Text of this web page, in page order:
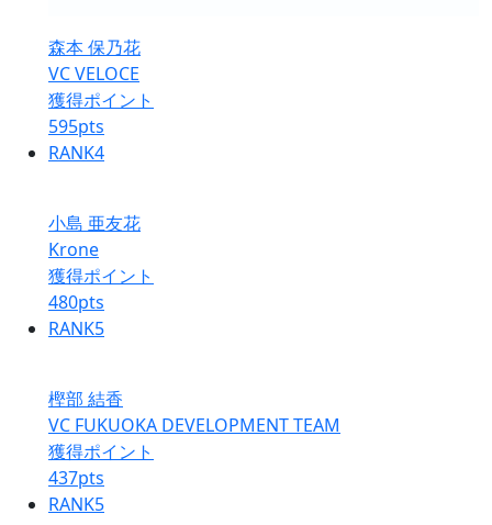
森本 保乃花
VC VELOCE
獲得ポイント
595pts
RANK4
小島 亜友花
Krone
獲得ポイント
480pts
RANK5
樫部 結香
VC FUKUOKA DEVELOPMENT TEAM
獲得ポイント
437pts
RANK5